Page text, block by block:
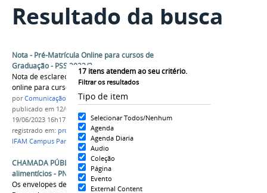
Resultado da busca
17 itens atendem ao seu critério.
Filtrar os resultados
Tipo de item
Selecionar Todos/Nenhum
Agenda
Agenda Diaria
Audio
Coleção
Página
Evento
External Content
Nota - Pré-Matrícula Online para cursos de
Graduação - PSS 2023/2
Nota de esclarecimento sobre a pré-matrícula
online para cursos de Graduação
porComunicação CPR
publicado em 12/06/2023
19/06/2023 16h17
registrado em: processo seletivo 2023/2
IFAM Campus Parintins
CHAMADA PÚBLICA 01/2021 - Gêneros
alimentícios - PNAE
Os envelopes deverão ser entregue no